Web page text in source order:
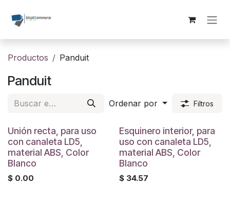
Productos Panduit
Panduit
Ordenar por Filtros
Unión recta, para uso
con canaleta LD5,
material ABS, Color
Blanco
$ 0.00
Esquinero interior, para
uso con canaleta LD5,
material ABS, Color
Blanco
$ 34.57